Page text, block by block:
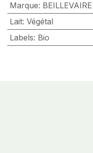
Marque: BEILLEVAIRE
Lait: Végétal
Labels: Bio